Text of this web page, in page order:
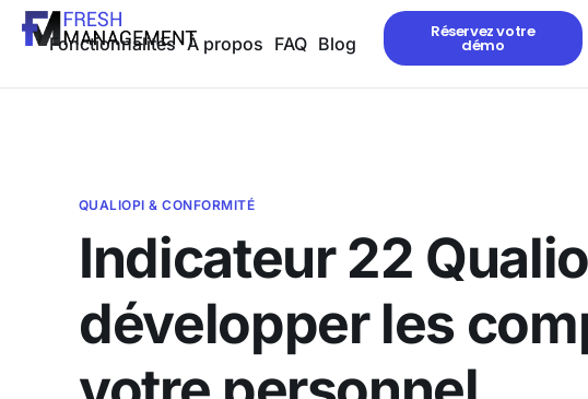
Fonctionnalités À propos FAQ Blog
Réservez votre
démo
QUALIOPI & CONFORMITÉ
Indicateur 22
développer les